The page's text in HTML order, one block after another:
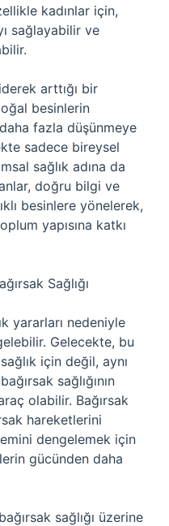
kadınlar için,
sağlayabilir ve
arttığı bir
besinlerin
fazla düşünmeye
sadece bireysel
sağlık adına da
doğru bilgi ve
besinlere yönelerek,
yapısına katkı
Sağlığı
yararları nedeniyle
Gelecekte, bu
için değil, aynı
sağlığının
olabilir. Bağırsak
hareketlerini
dengelemek için
gücünden daha
sağlığı üzerine